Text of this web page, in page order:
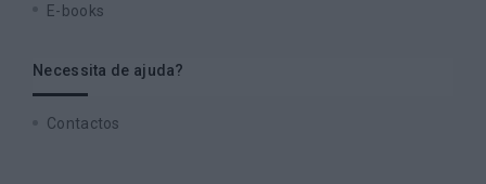
E-books
Necessita de ajuda?
Contactos